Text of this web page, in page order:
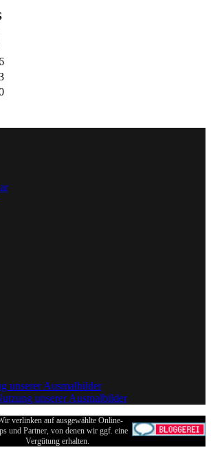
unserer Ausmalbilder
unserer Ausmalbilder
verlinken auf ausgewählte Online-
und Partner, von denen wir ggf. eine
Vergütung erhalten.